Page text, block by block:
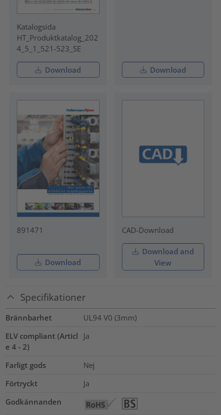
Katalogsida
HT_Produktkatalog_202
4_5_1_521-523_SE
Download Download
891471
Download
CAD-Download
Download and
View
Specifikationer
Brännbarhet
UL94 V0 (3mm)
ELV compliant (Articl
e 4 - 2)
Ja
Farligt gods
Nej
Förtryckt
Ja
Godkännanden